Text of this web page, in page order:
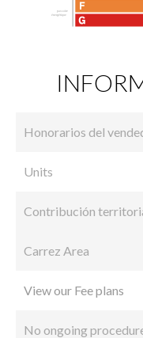
Honorarios del
Units
Contribución
Carrez Area
View our Fee plans
No ongoing